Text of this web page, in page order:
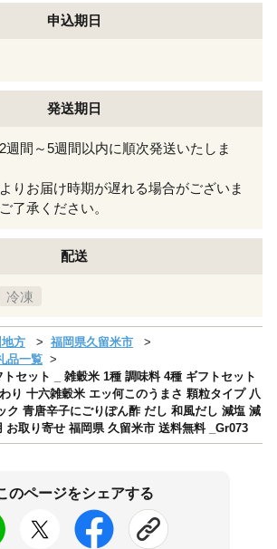
申込期日
発送期日
週間～5週間以内に順次発送いたしま
りお届け時期が遅れる場合がございま
了承ください。
配送
冷凍
方
福岡県久留米市
品一覧
セット _ 雑穀米 1種 調味料 4種 ギフトセット
り 十六雑穀米 エッ何このうまさ 顆粒タイプ 八
ク 青唐辛子にごりぽん酢 だし 和風だし 減塩 減
お取り寄せ 福岡県 久留米市 送料無料 _Gr073
のページをシェアする